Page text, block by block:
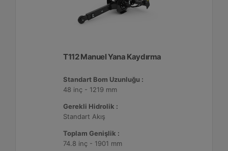
T112 Manuel Yana Kaydırma
Standart Bom Uzunluğu :
48 inç - 1219 mm
Gerekli Hidrolik :
Standart Akış
Toplam Genişlik :
74.8 inç - 1901 mm